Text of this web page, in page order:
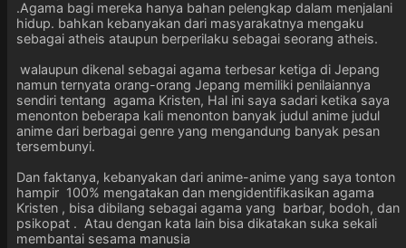
.Agama bagi mereka hanya bahan pelengkap dalam menjalani
hidup. bahkan kebanyakan dari masyarakatnya mengaku
sebagai atheis ataupun berperilaku sebagai seorang atheis.
walaupun dikenal sebagai agama terbesar ketiga di Jepang
namun ternyata orang-orang Jepang memiliki penilaiannya
sendiri tentang agama Kristen, Hal ini saya sadari ketika saya
menonton beberapa kali menonton banyak judul anime judul
anime dari berbagai genre yang mengandung banyak pesan
tersembunyi.
Dan faktanya, kebanyakan dari anime-anime yang saya tonton
hampir 100% mengatakan dan mengidentifikasikan agama
Kristen , bisa dibilang sebagai agama yang barbar, bodoh, dan
psikopat . Atau dengan kata lain bisa dikatakan suka sekali
membantai sesama manusia